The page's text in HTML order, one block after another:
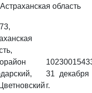
Астраханская область
31 декабря
г.